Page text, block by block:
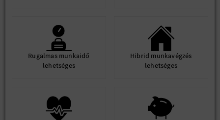
Rugalmas munkaidő
lehetséges
Hibrid munkavégzés
lehetséges